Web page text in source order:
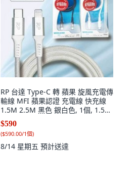
RP 台達 Type-C 轉 蘋果 旋風充電傳
輸線 MFI 蘋果認證 充電線 快充線
1.5M 2.5M 黑色 銀白色, 1個, 1.5M
銀白色
$590
($590.00/1個)
8/14 星期五 預計送達